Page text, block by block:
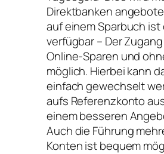
Direktbanken
auf einem Sparbuch ist
verfügbar – Der
Online-Sparen und
möglich. Hierbei kann
einfach gewechselt
aufs Referenzkonto
einem besseren
Auch die Führung
Konten ist bequem